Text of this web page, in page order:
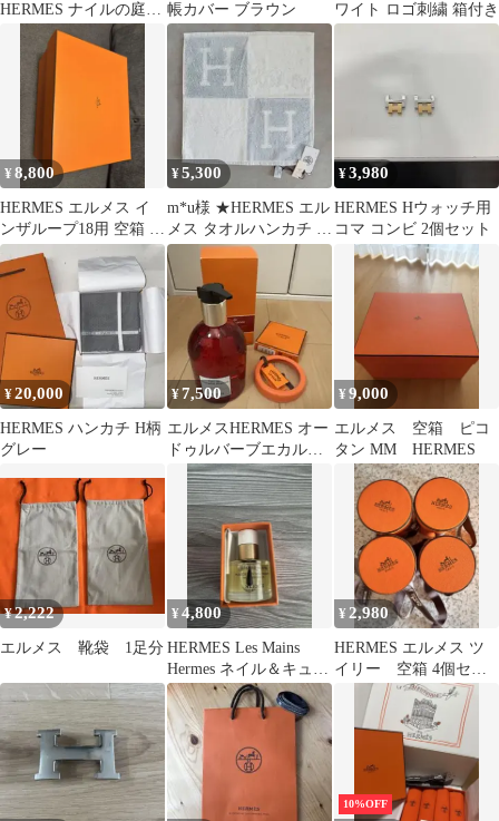
HERMES ナイルの庭
ヘアミスト 30ml
帳カバー ブラウン
ワイト ロゴ刺繍 箱付き
¥8,800
HERMES エルメス イ
ンザループ18用 空箱 ギ
フトボックス リボン付
¥5,300
m*u様 ★HERMES エル
メス タオルハンカチ 新
品未使用
¥3,980
HERMES Hウォッチ用
コマ コンビ 2個セット
¥20,000
HERMES ハンカチ H柄
グレー
¥7,500
エルメスHERMES オー
ドゥルバーブエカルラ
ット ハンド＆ボディ
300ml
¥9,000
エルメス 空箱 ピコ
タン MM HERMES
¥2,222
エルメス 靴袋 1足分
¥4,800
HERMES Les Mains
Hermes ネイル＆キュー
ティクルオイル
¥ 2,980
HERMES エルメス ツ
イリー 空箱 4個セッ
10%OFF